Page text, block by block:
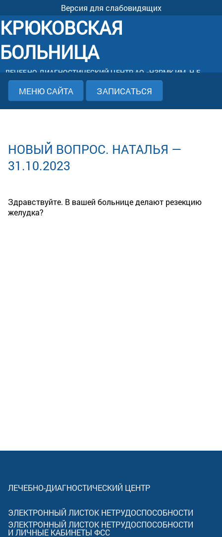
Версия для слабовидящих
КРЮКОВСКАЯ
БОЛЬНИЦА
ЛЕЧЕБНО-ДИАГНОСТИЧЕСКИЙ ЦЕНТР АО «НЗРМК ИМ. Н.Е.
КРЮКОВА»
МЕНЮ САЙТА ЗАПИСАТЬСЯ
НОВЫЙ ВОПРОС. НАТАЛЬЯ —
31.10.2023
Здравствуйте. В вашей больнице делают резекцию
желудка?
ЛЕЧЕБНО-ДИАГНОСТИЧЕСКИЙ ЦЕНТР
ЭЛЕКТРОННЫЙ ЛИСТОК НЕТРУДОСПОСОБНОСТИ
ЭЛЕКТРОННЫЙ ЛИСТОК НЕТРУДОСПОСОБНОСТИ
И ЛИЧНЫЕ КАБИНЕТЫ ФСС